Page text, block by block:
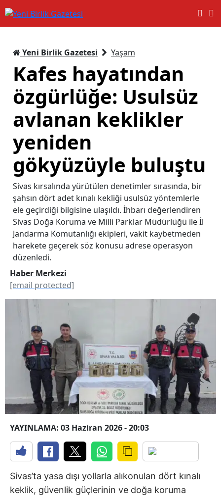
Yeni Birlik Gazetesi Yaşam
Kafes hayatından
özgürlüğe: Usulsüz
avlanan keklikler
yeniden
gökyüzüyle buluştu
Sivas kırsalında yürütülen denetimler sırasında, bir
şahsın dört adet kınalı kekliği usulsüz yöntemlerle
ele geçirdiği bilgisine ulaşıldı. İhbarı değerlendiren
Sivas Doğa Koruma ve Milli Parklar Müdürlüğü ile İl
Jandarma Komutanlığı ekipleri, vakit kaybetmeden
harekete geçerek söz konusu adrese operasyon
düzenledi.
Haber Merkezi
[email protected]
YAYINLAMA: 03 Haziran 2026 - 20:03
Sivas’ta yasa dışı yollarla alıkonulan dört kınalı
keklik, güvenlik güçlerinin ve doğa koruma